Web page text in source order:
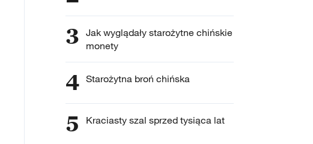
3 Jak wyglądały starożytne chińskie
monety
4 Starożytna broń chińska
5 Kraciasty szal sprzed tysiąca lat